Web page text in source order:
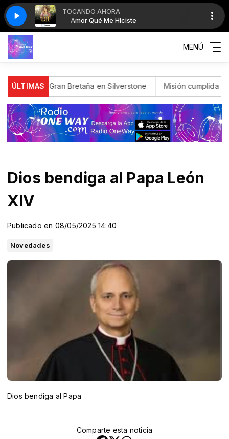
TOCANDO AHORA
Amor Qué Me Hiciste
MENÚ
ÚLTIMAS
de Gran Bretaña en Silverstone Misión cumplida
Dios bendiga al Papa León
XIV
Publicado en 08/05/2025 14:40
Novedades
Dios bendiga al Papa
Comparte esta noticia